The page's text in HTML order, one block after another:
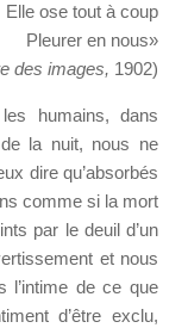
Elle ose tout à coup
Pleurer en nous»
des images, 1902)
humains, dans
de la nuit, nous ne
dire qu’absorbés
comme si la mort
par le deuil d’un
et nous
l’intime de ce que
d’être exclu,